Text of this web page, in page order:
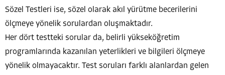
Sözel Testleri ise, sözel olarak akıl yürütme becerilerini
ölçmeye yönelik sorulardan oluşmaktadır.
Her dört testteki sorular da, belirli yükseköğretim
programlarında kazanılan yeterlikleri ve bilgileri ölçmeye
yönelik olmayacaktır. Test soruları farklı alanlardan gelen